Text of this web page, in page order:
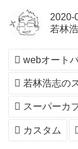
2020-
若林
webオート
若林浩志の
スーパーカ
カスタム